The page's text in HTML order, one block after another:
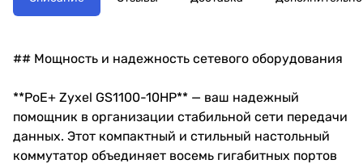
## Мощность и надежность сетевого оборудования
**PoE+ Zyxel GS1100-10HP** — ваш надежный
помощник в организации стабильной сети передачи
данных. Этот компактный и стильный настольный
коммутатор объединяет восемь гигабитных портов